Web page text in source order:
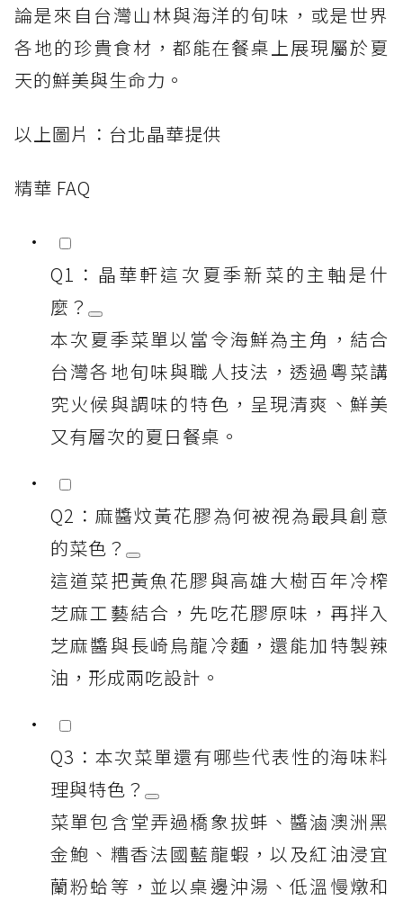
論是來自台灣山林與海洋的旬味，或是世界
各地的珍貴食材，都能在餐桌上展現屬於夏
天的鮮美與生命力。
以上圖片：台北晶華提供
精華 FAQ
Q1：晶華軒這次夏季新菜的主軸是什
麼？
本次夏季菜單以當令海鮮為主角，結合
台灣各地旬味與職人技法，透過粵菜講
究火候與調味的特色，呈現清爽、鮮美
又有層次的夏日餐桌。
Q2：麻醬炆黃花膠為何被視為最具創意
的菜色？
這道菜把黃魚花膠與高雄大樹百年冷榨
芝麻工藝結合，先吃花膠原味，再拌入
芝麻醬與長崎烏龍冷麵，還能加特製辣
油，形成兩吃設計。
Q3：本次菜單還有哪些代表性的海味料
理與特色？
菜單包含堂弄過橋象拔蚌、醬滷澳洲黑
金鮑、糟香法國藍龍蝦，以及紅油浸宜
蘭粉蛤等，並以桌邊沖湯、低溫慢燉和